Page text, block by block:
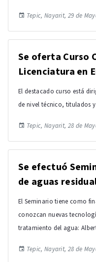
Tepic, Nayarit, 29 de
Se oferta Curso
Licenciatura en
El destacado curso está
de nivel técnico, titulados
Tepic, Nayarit, 28 de
Se efectuó
de aguas
El Seminario tiene como
conozcan nuevas
tratamiento del agua:
Tepic, Nayarit, 28 de